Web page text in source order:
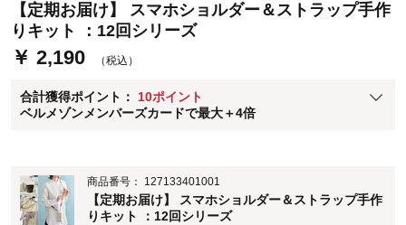
【定期お届け】 スマホショルダー＆ストラップ手作
りキット ：12回シリーズ
￥ 2,190 （税込）
合計獲得ポイント： 10ポイント
ベルメゾンメンバーズカードで最大＋4倍
通常商品送料無料 返品引取無料（JCBのみ）
即時入会なら更に500円OFFクーポンプレゼント
※メンバーズカードの加算ポイントはステージ倍率適用前の基本ポイント
に対して適用されます。
商品番号： 127133401001
【定期お届け】 スマホショルダー＆ストラップ手作
りキット ：12回シリーズ